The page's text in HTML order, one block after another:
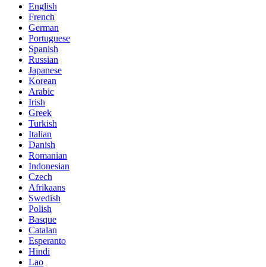
English
French
German
Portuguese
Spanish
Russian
Japanese
Korean
Arabic
Irish
Greek
Turkish
Italian
Danish
Romanian
Indonesian
Czech
Afrikaans
Swedish
Polish
Basque
Catalan
Esperanto
Hindi
Lao